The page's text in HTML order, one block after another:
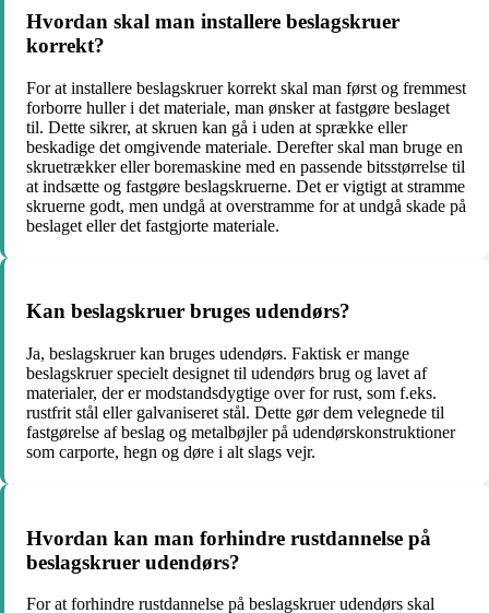
Hvordan skal man installere beslagskruer
korrekt?
For at installere beslagskruer korrekt skal man først og fremmest
forborre huller i det materiale, man ønsker at fastgøre beslaget
til. Dette sikrer, at skruen kan gå i uden at sprække eller
beskadige det omgivende materiale. Derefter skal man bruge en
skruetrækker eller boremaskine med en passende bitsstørrelse til
at indsætte og fastgøre beslagskruerne. Det er vigtigt at stramme
skruerne godt, men undgå at overstramme for at undgå skade på
beslaget eller det fastgjorte materiale.
Kan beslagskruer bruges udendørs?
Ja, beslagskruer kan bruges udendørs. Faktisk er mange
beslagskruer specielt designet til udendørs brug og lavet af
materialer, der er modstandsdygtige over for rust, som f.eks.
rustfrit stål eller galvaniseret stål. Dette gør dem velegnede til
fastgørelse af beslag og metalbøjler på udendørskonstruktioner
som carporte, hegn og døre i alt slags vejr.
Hvordan kan man forhindre rustdannelse på
beslagskruer udendørs?
For at forhindre rustdannelse på beslagskruer udendørs skal